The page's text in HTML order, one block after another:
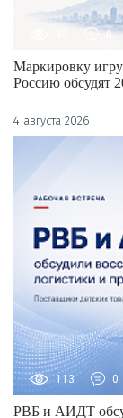
0
Маркировку
Россию обсудят
4 августа 2026
113 0
РВБ и АИДТ